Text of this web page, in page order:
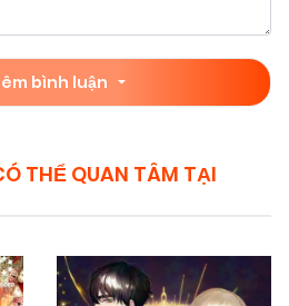
bình luận
THỂ QUAN TÂM TẠI